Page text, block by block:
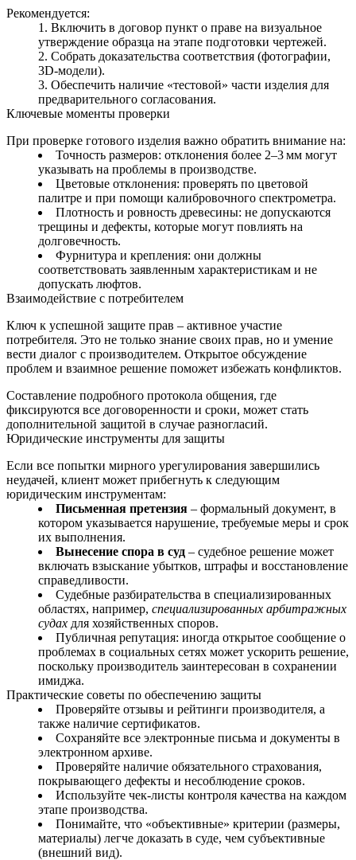
Рекомендуется:
Включить в договор пункт о праве на визуальное
утверждение образца на этапе подготовки чертежей.
Собрать доказательства соответствия (фотографии,
3D-модели).
Обеспечить наличие «тестовой» части изделия для
предварительного согласования.
Ключевые моменты проверки
При проверке готового изделия важно обратить внимание на:
Точность размеров: отклонения более 2–3 мм могут
указывать на проблемы в производстве.
Цветовые отклонения: проверять по цветовой
палитре и при помощи калибровочного спектрометра.
Плотность и ровность древесины: не допускаются
трещины и дефекты, которые могут повлиять на
долговечность.
Фурнитура и крепления: они должны
соответствовать заявленным характеристикам и не
допускать люфтов.
Взаимодействие с потребителем
Ключ к успешной защите прав – активное участие
потребителя. Это не только знание своих прав, но и умение
вести диалог с производителем. Открытое обсуждение
проблем и взаимное решение поможет избежать конфликтов.
Составление подробного протокола общения, где
фиксируются все договоренности и сроки, может стать
дополнительной защитой в случае разногласий.
Юридические инструменты для защиты
Если все попытки мирного урегулирования завершились
неудачей, клиент может прибегнуть к следующим
юридическим инструментам:
Письменная претензия – формальный документ, в
котором указывается нарушение, требуемые меры и срок
их выполнения.
Вынесение спора в суд – судебное решение может
включать взыскание убытков, штрафы и восстановление
справедливости.
Судебные разбирательства в специализированных
областях, например, специализированных арбитражных
судах для хозяйственных споров.
Публичная репутация: иногда открытое сообщение о
проблемах в социальных сетях может ускорить решение,
поскольку производитель заинтересован в сохранении
имиджа.
Практические советы по обеспечению защиты
Проверяйте отзывы и рейтинги производителя, а
также наличие сертификатов.
Сохраняйте все электронные письма и документы в
электронном архиве.
Проверяйте наличие обязательного страхования,
покрывающего дефекты и несоблюдение сроков.
Используйте чек-листы контроля качества на каждом
этапе производства.
Понимайте, что «объективные» критерии (размеры,
материалы) легче доказать в суде, чем субъективные
(внешний вид).